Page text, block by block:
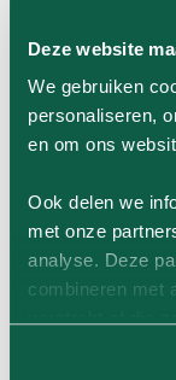
Deze website
We gebruiken
personaliseren,
en om ons
Ook delen we
met onze
analyse. Deze
combineren met
EAN